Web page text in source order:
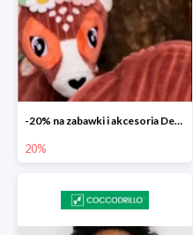
-20% na zabawki i akcesoria Deglingos
20%